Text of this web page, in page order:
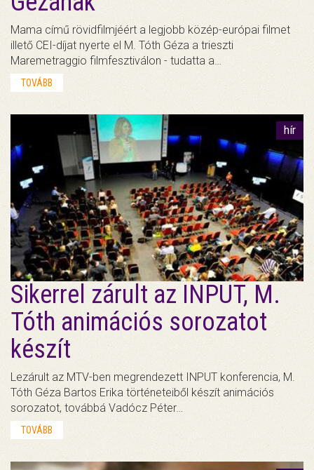
Mama című rövidfilmjéért a legjobb közép-európai filmet
illető CEI-díjat nyerte el M. Tóth Géza a trieszti
Maremetraggio filmfesztiválon - tudatta a…
TOVÁBB
hír
Sikerrel zárult az INPUT, M.
Tóth animációs sorozatot
készít
Lezárult az MTV-ben megrendezett INPUT konferencia, M.
Tóth Géza Bartos Erika történeteiből készít animációs
sorozatot, továbbá Vadócz Péter…
TOVÁBB